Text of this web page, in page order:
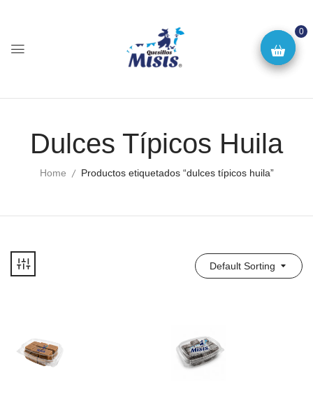
0
Dulces Típicos Huila
Home Productos etiquetados “dulces típicos huila”
Default Sorting